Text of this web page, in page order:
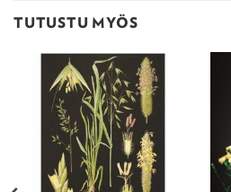
TUTUSTU MYÖS